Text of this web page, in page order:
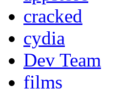
cracked
cydia
Dev Team
films